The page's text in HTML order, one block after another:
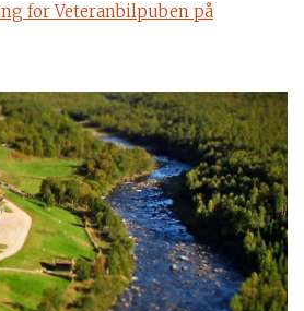
for Veteranbilpuben på